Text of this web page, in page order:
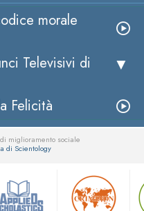
morale
Televisivi di
Felicità
miglioramento sociale
di Scientology